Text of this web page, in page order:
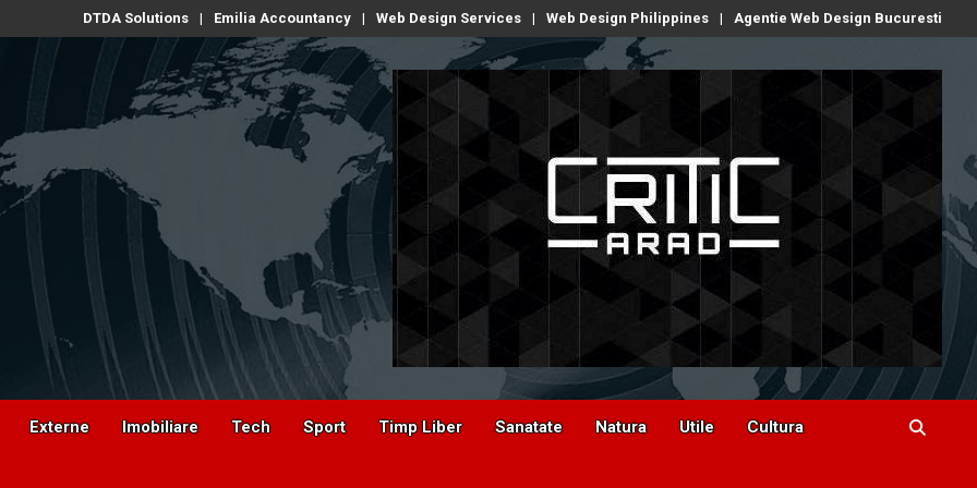
DTDA Solutions Emilia Accountancy Web Design Services Web Design Philippines Agentie Web Design Bucuresti
Externe Imobiliare Tech Sport Timp Liber Sanatate Natura Utile Cultura